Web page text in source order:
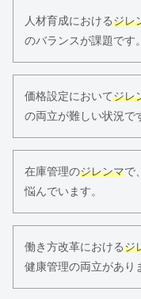
人材育成におけるジレ
のバランスが課題です。
価格設定においてジレ
の両立が難しい状況で
在庫管理のジレンマで
悩んでいます。
働き方改革におけるジ
健康管理の両立があり